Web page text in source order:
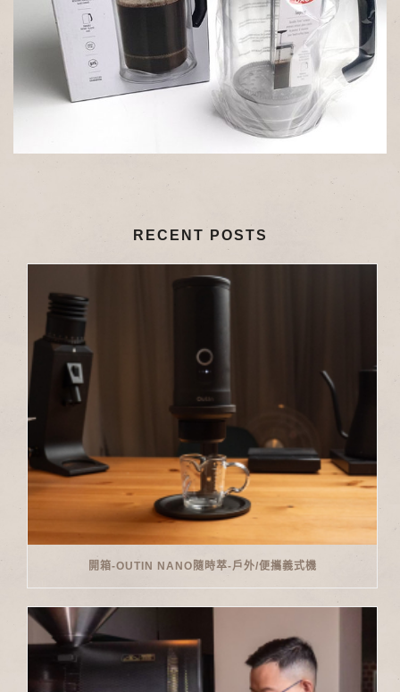
RECENT POSTS
開箱-OUTIN NANO隨時萃-戶外/便攜義式機